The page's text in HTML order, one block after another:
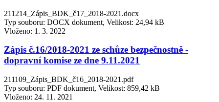
211214_Zápis_BDK_č17_2018-2021.docx
Typ souboru: DOCX dokument, Velikost: 24,94 kB
Vloženo: 1. 3. 2022
Zápis č.16/2018-2021 ze schůze bezpečnostně -
dopravní komise ze dne 9.11.2021
211109_Zápis_BDK_č16_2018-2021.pdf
Typ souboru: PDF dokument, Velikost: 859,42 kB
Vloženo: 24. 11. 2021